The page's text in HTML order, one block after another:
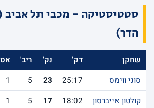
סטטיסטיקה - מכבי תל
הדר)
שחקן דק' נק' ריב'
סוני ווימס
25:17
23
5
1
קולטון אייברסון
18:02
17
5
1